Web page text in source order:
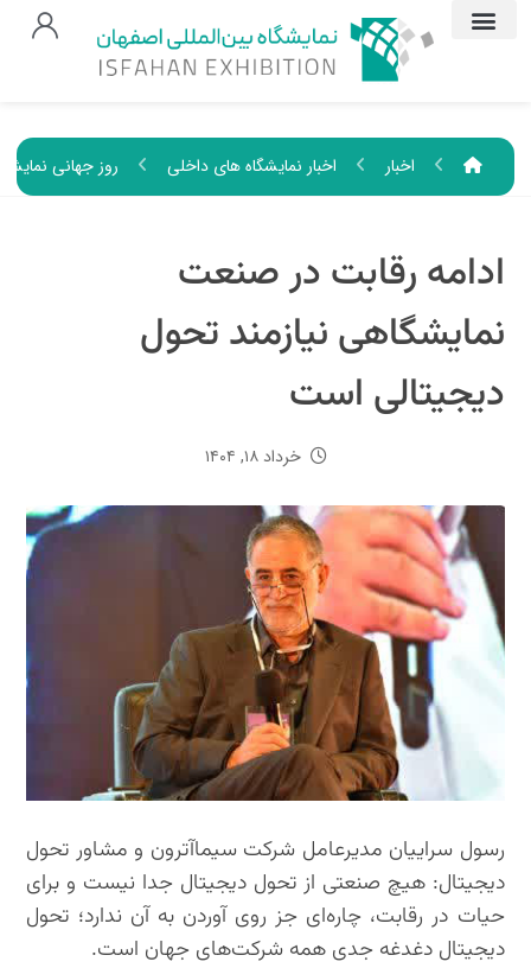
اخبار اخبار نمایشگاه های داخلی روز جهانی
ادامه رقابت در صنعت
نمایشگاهی نیازمند تحول
دیجیتالی است
خرداد ۱۸, ۱۴۰۴
رسول سراییان مدیرعامل شرکت سیماآترون و مشاور تحول
دیجیتال: هیچ صنعتی از تحول دیجیتال جدا نیست و برای
حیات در رقابت، چاره‌ای جز روی آوردن به آن ندارد؛ تحول
دیجیتال دغدغه جدی همه شرکت‌های جهان است.